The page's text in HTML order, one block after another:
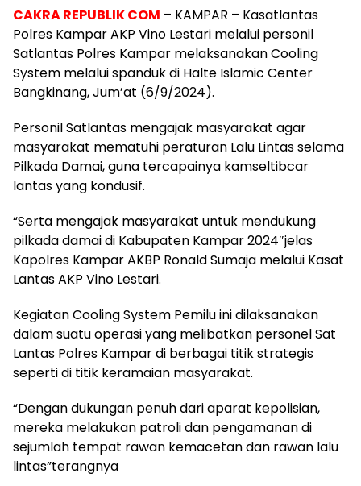
CAKRA REPUBLIK COM – KAMPAR – Kasatlantas
Polres Kampar AKP Vino Lestari melalui personil
Satlantas Polres Kampar melaksanakan Cooling
System melalui spanduk di Halte Islamic Center
Bangkinang, Jum’at (6/9/2024).
Personil Satlantas mengajak masyarakat agar
masyarakat mematuhi peraturan Lalu Lintas selama
Pilkada Damai, guna tercapainya kamseltibcar
lantas yang kondusif.
“Serta mengajak masyarakat untuk mendukung
pilkada damai di Kabupaten Kampar 2024″jelas
Kapolres Kampar AKBP Ronald Sumaja melalui Kasat
Lantas AKP Vino Lestari.
Kegiatan Cooling System Pemilu ini dilaksanakan
dalam suatu operasi yang melibatkan personel Sat
Lantas Polres Kampar di berbagai titik strategis
seperti di titik keramaian masyarakat.
“Dengan dukungan penuh dari aparat kepolisian,
mereka melakukan patroli dan pengamanan di
sejumlah tempat rawan kemacetan dan rawan lalu
lintas”terangnya